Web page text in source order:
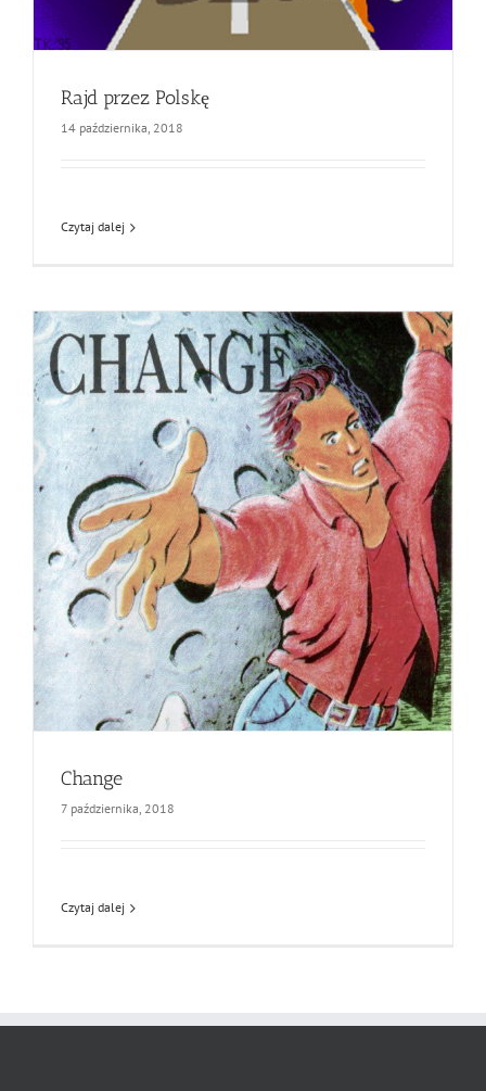
Rajd przez Polskę
14 października, 2018
Czytaj dalej
Change
7 października, 2018
Czytaj dalej